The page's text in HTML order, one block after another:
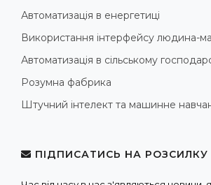
Автоматизація в енергетиці
Використання інтерфейсу людина-
Автоматизація в сільському
Розумна фабрика
Штучний інтелект та машинне
ПІДПИСАТИСЬ НА РОЗСИЛКУ